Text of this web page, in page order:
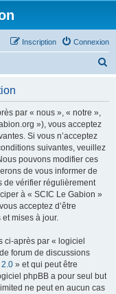
Connexion
Inscription
par « nous », « notre »,
»), vous acceptez
Si vous n’acceptez
suivantes, veuillez
pouvons modifier ces
de vous informer de
de vérifier régulièrement
à « SCIC Le Gabion »
acceptez d’être
mises à jour.
ci-après par « logiciel
forum de discussions
» et qui peut être
phpBB a pour seul but
ne peut en aucun cas